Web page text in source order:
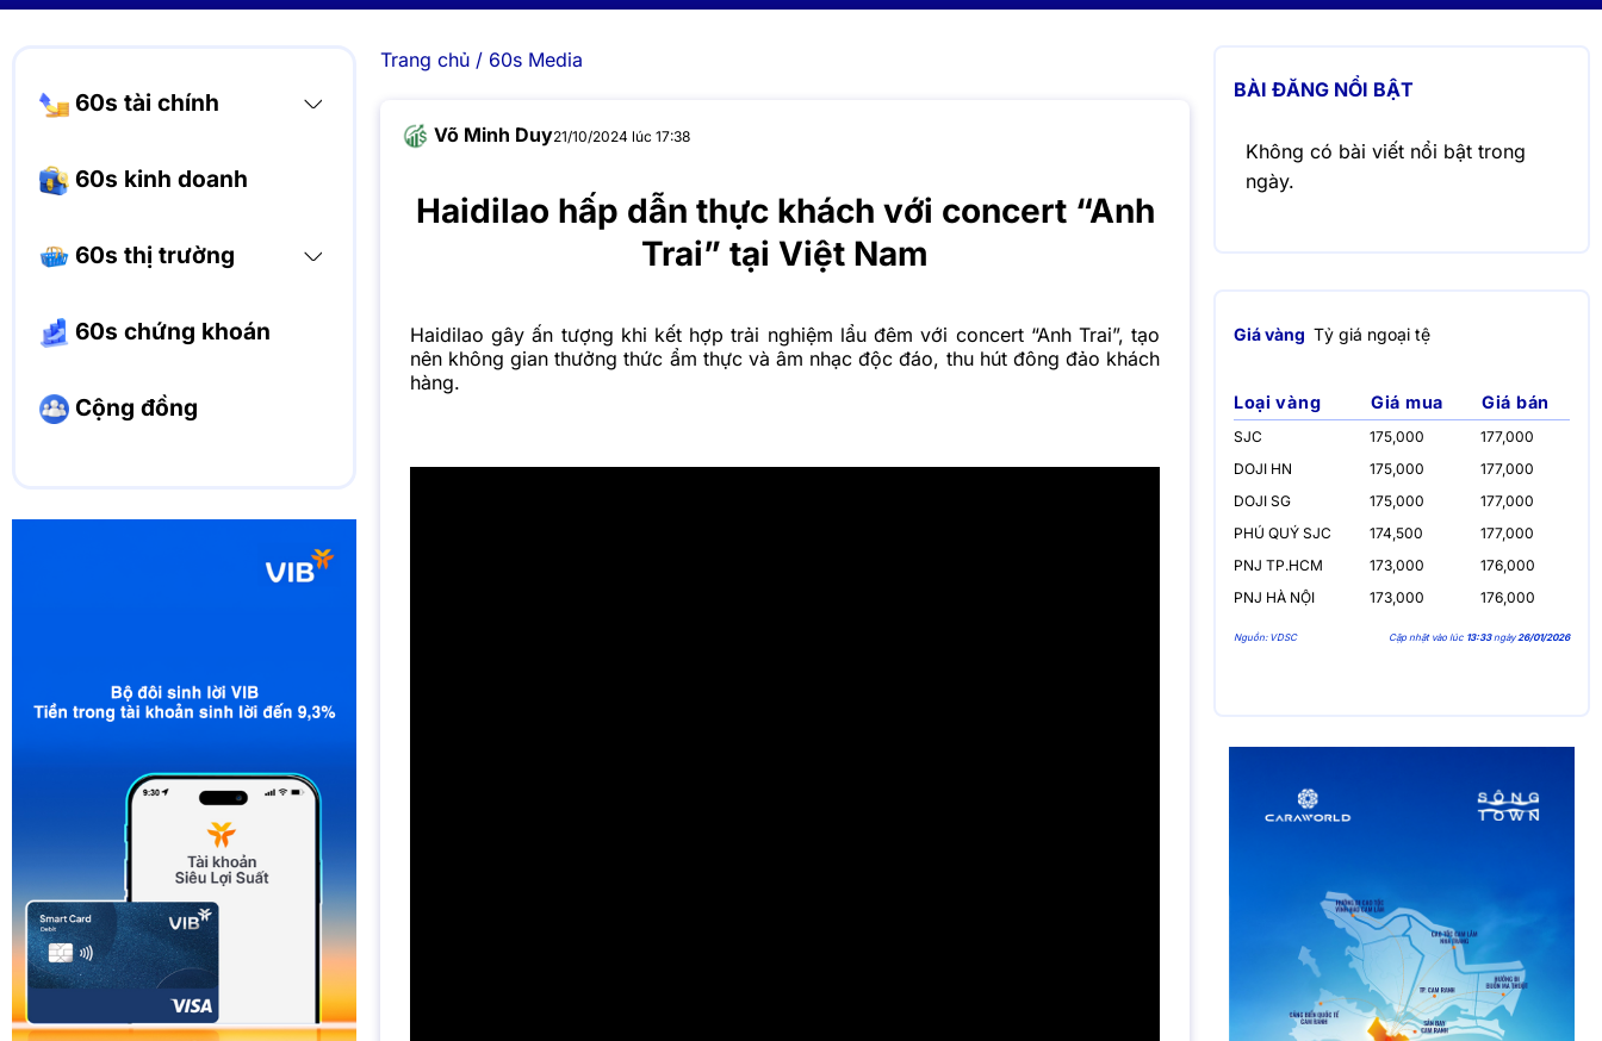
60s tài chính
60s kinh doanh
60s thị trường
60s chứng khoán
Cộng đồng
Trang chủ/ 60s Media
Võ Minh Duy21/10/2024 lúc 17:38
Haidilao hấp dẫn thực khách với concert “Anh
Trai” tại Việt Nam
Haidilao gây ấn tượng khi kết hợp trải nghiệm lẩu đêm với concert “Anh Trai”, tạo
nên không gian thưởng thức ẩm thực và âm nhạc độc đáo, thu hút đông đảo khách
hàng.
BÀI ĐĂNG NỔI BẬT
Không có bài viết nổi bật trong
ngày.
Giá vàng Tỷ giá ngoại tệ
Loại vàng Giá mua Giá bán
SJC 175,000
177,000
DOJI HN
175,000
177,000
DOJI SG
175,000
177,000
PHÚ QUÝ SJC
174,500
177,000
PNJ TP.HCM
173,000
176,000
PNJ HÀ NỘI
173,000 176,000
Nguồn: VDSC Cập nhật vào lúc 13:33ngày26/01/2026